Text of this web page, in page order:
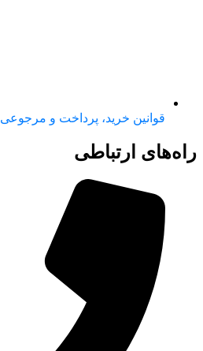
قوانین خرید، پرداخت و مرجوعی
راه‌های ارتباطی